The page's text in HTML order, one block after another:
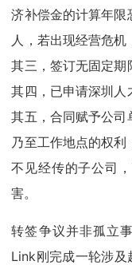
济补偿金的计算年
人，若出现经营危
其三，签订无固定期
其四，已申请深圳人
其五，合同赋予公司
乃至工作地点的权
不见经传的子公司
害。
转签争议并非孤立
Link刚完成一轮涉及